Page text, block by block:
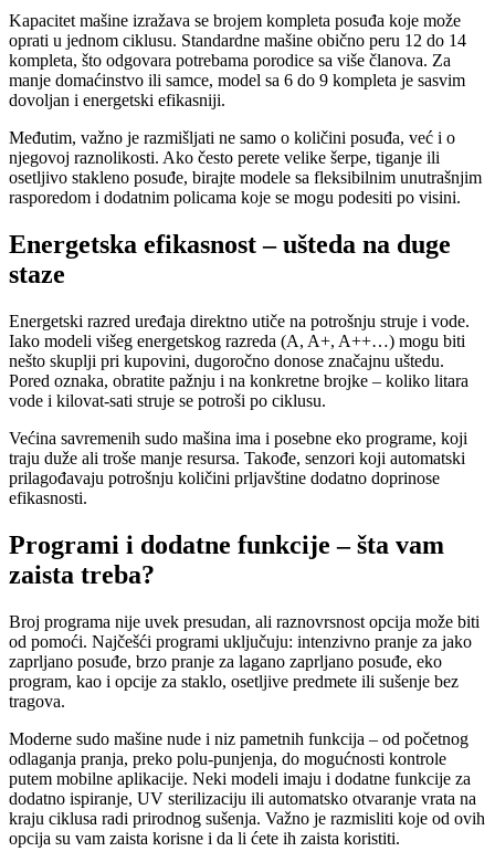
Kapacitet mašine izražava se brojem kompleta posuđa koje može
oprati u jednom ciklusu. Standardne mašine obično peru 12 do 14
kompleta, što odgovara potrebama porodice sa više članova. Za
manje domaćinstvo ili samce, model sa 6 do 9 kompleta je sasvim
dovoljan i energetski efikasniji.
Međutim, važno je razmišljati ne samo o količini posuđa, već i o
njegovoj raznolikosti. Ako često perete velike šerpe, tiganje ili
osetljivo stakleno posuđe, birajte modele sa fleksibilnim unutrašnjim
rasporedom i dodatnim policama koje se mogu podesiti po visini.
Energetska efikasnost – ušteda na duge
staze
Energetski razred uređaja direktno utiče na potrošnju struje i vode.
Iako modeli višeg energetskog razreda (A, A+, A++…) mogu biti
nešto skuplji pri kupovini, dugoročno donose značajnu uštedu.
Pored oznaka, obratite pažnju i na konkretne brojke – koliko litara
vode i kilovat-sati struje se potroši po ciklusu.
Većina savremenih sudo mašina ima i posebne eko programe, koji
traju duže ali troše manje resursa. Takođe, senzori koji automatski
prilagođavaju potrošnju količini prljavštine dodatno doprinose
efikasnosti.
Programi i dodatne funkcije – šta vam
zaista treba?
Broj programa nije uvek presudan, ali raznovrsnost opcija može biti
od pomoći. Najčešći programi uključuju: intenzivno pranje za jako
zaprljano posuđe, brzo pranje za lagano zaprljano posuđe, eko
program, kao i opcije za staklo, osetljive predmete ili sušenje bez
tragova.
Moderne sudo mašine nude i niz pametnih funkcija – od početnog
odlaganja pranja, preko polu-punjenja, do mogućnosti kontrole
putem mobilne aplikacije. Neki modeli imaju i dodatne funkcije za
dodatno ispiranje, UV sterilizaciju ili automatsko otvaranje vrata na
kraju ciklusa radi prirodnog sušenja. Važno je razmisliti koje od ovih
opcija su vam zaista korisne i da li ćete ih zaista koristiti.